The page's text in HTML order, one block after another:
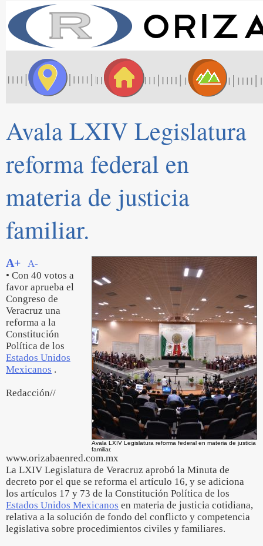
Avala LXIV Legislatura
reforma federal en
materia de justicia
familiar.
Avala LXIV Legislatura reforma federal en materia de justicia
familiar.
A+
A-
• Con 40 votos a
favor aprueba el
Congreso de
Veracruz una
reforma a la
Constitución
Política de los
Estados Unidos
Mexicanos .
Redacción//
www.orizabaenred.com.mx
La LXIV Legislatura de Veracruz aprobó la Minuta de
decreto por el que se reforma el artículo 16, y se adiciona
los artículos 17 y 73 de la Constitución Política de los
Estados Unidos Mexicanos en materia de justicia cotidiana,
relativa a la solución de fondo del conflicto y competencia
legislativa sobre procedimientos civiles y familiares.